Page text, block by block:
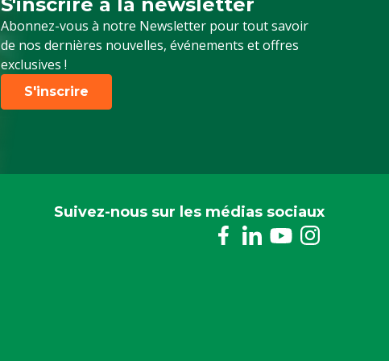
Abonnez-vous à notre Newsletter pour tout savoir
de nos dernières nouvelles, événements et offres
exclusives !
Inscrivez-vous à notre newsletter
S'inscrire
Suivez-nous sur les médias sociaux